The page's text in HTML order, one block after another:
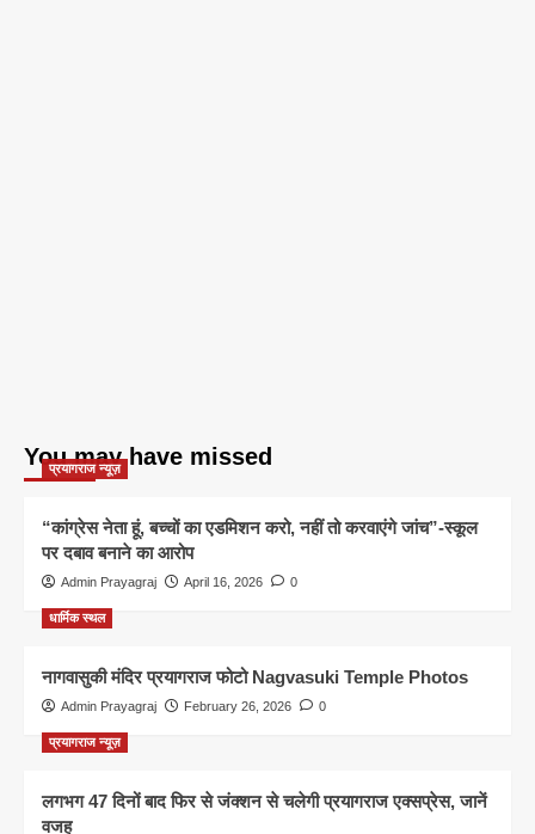
You may have missed
प्रयागराज न्यूज़
“कांग्रेस नेता हूं, बच्चों का एडमिशन करो, नहीं तो करवाएंगे जांच”-स्कूल
पर दबाव बनाने का आरोप
Admin Prayagraj April 16, 2026 0
धार्मिक स्थल
नागवासुकी मंदिर प्रयागराज फोटो Nagvasuki Temple Photos
Admin Prayagraj February 26, 2026 0
प्रयागराज न्यूज़
लगभग 47 दिनों बाद फिर से जंक्शन से चलेगी प्रयागराज एक्सप्रेस, जानें
वजह